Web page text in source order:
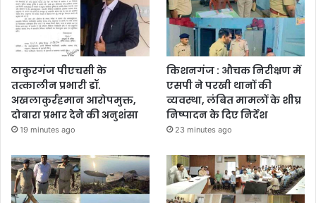
ठाकुरगंज पीएचसी के
तत्कालीन प्रभारी डॉ.
अखलाकुर्रहमान आरोपमुक्त,
दोबारा प्रभार देने की अनुशंसा
19 minutes ago
किशनगंज : औचक निरीक्षण में
एसपी ने परखी थानों की
व्यवस्था, लंबित मामलों के शीघ्र
निष्पादन के दिए निर्देश
23 minutes ago